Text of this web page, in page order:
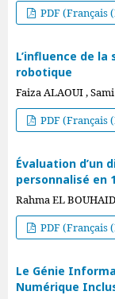
PDF (Français
L’influence de
robotique
Faiza ALAOUI ,
PDF (Français
Évaluation d’un
personnalisé en
Rahma EL
PDF (Français
Le Génie
Numérique